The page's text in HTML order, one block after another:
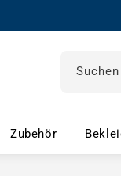
Suchen
öffnen
– Menü öffnen
Zubehör Zubehör